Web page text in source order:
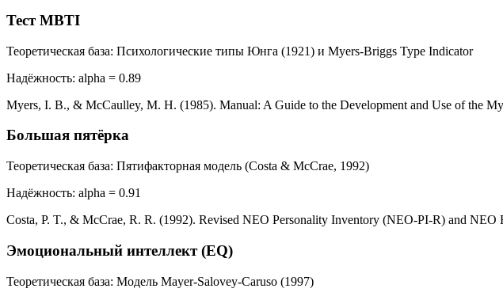
Тест MBTI
Теоретическая база: Психологические типы Юнга (1921) и Myers-Briggs Type Indicator
Надёжность: alpha = 0.89
Myers, I. B., & McCaulley, M. H. (1985). Manual: A Guide to the Development and Use of the
Большая пятёрка
Теоретическая база: Пятифакторная модель (Costa & McCrae, 1992)
Надёжность: alpha = 0.91
Costa, P. T., & McCrae, R. R. (1992). Revised NEO Personality Inventory (NEO-PI-R) and
Эмоциональный интеллект (EQ)
Теоретическая база: Модель Mayer-Salovey-Caruso (1997)